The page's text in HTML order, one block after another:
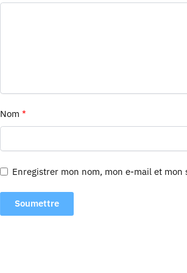
Nom *
Enregistrer mon nom, mon e-mail et